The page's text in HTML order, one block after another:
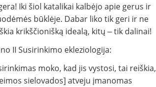
Iki šiol katalikai kalbėjo apie gerus ir
būklėje. Dabar liko tik geri ir ne
krikščionišką idealą, kitų ‒ tik dalinai!
II Susirinkimo ekleziologija:
moko, kad jis vystosi, tai reiškia,
sielovados] atveju įmanomas